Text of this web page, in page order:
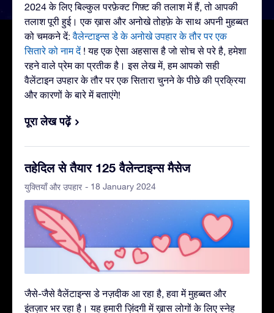
2024 के लिए बिल्कुल परफ़ेक्ट गिफ़्ट की तलाश में हैं, तो आपकी
तलाश पूरी हुई। एक ख़ास और अनोखे तोहफ़े के साथ अपनी मुहब्बत
को चमकने दें:वैलेन्टाइन्स डे के अनोखे उपहार के तौर पर एक
सितारे को नाम दें ! यह एक ऐसा अहसास है जो सोच से परे है, हमेशा
रहने वाले प्रेम का प्रतीक है। इस लेख में, हम आपको सही
वैलेंटाइन उपहार के तौर पर एक सितारा चुनने के पीछे की प्रक्रिया
और कारणों के बारे में बताएंगे!
पूरा लेख पढ़ें
तहेदिल से तैयार 125 वैलेन्टाइन्स मैसेज
युक्तियाँ और उपहार - 18 January 2024
जैसे-जैसे वैलेंटाइन्स डे नज़दीक आ रहा है, हवा में मुहब्बत और
इंतज़ार भर रहा है। यह हमारी ज़िंदगी में ख़ास लोगों के लिए स्नेह